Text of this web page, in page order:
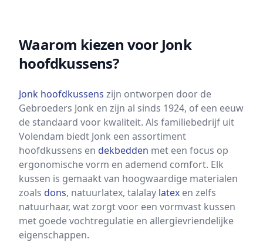
Waarom kiezen voor Jonk
hoofdkussens?
Jonk hoofdkussens zijn ontworpen door de
Gebroeders Jonk en zijn al sinds 1924, of een eeuw
de standaard voor kwaliteit. Als familiebedrijf uit
Volendam biedt Jonk een assortiment
hoofdkussens en dekbedden met een focus op
ergonomische vorm en ademend comfort. Elk
kussen is gemaakt van hoogwaardige materialen
zoals dons, natuurlatex, talalay latex en zelfs
natuurhaar, wat zorgt voor een vormvast kussen
met goede vochtregulatie en allergievriendelijke
eigenschappen.